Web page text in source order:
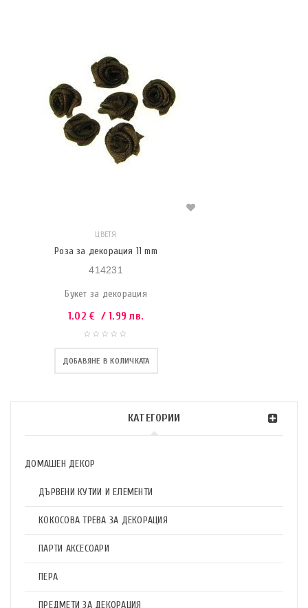
КАТЕГОРИИ
ДОМАШЕН ДЕКОР
ДЪРВЕНИ КУТИИ И ЕЛЕМЕНТИ
КОКОСОВА ТРЕВА ЗА ДЕКОРАЦИЯ
ПАРТИ АКСЕСОАРИ
ПЕРА
ПРЕДМЕТИ ЗА ДЕКОРАЦИЯ
ЦВЕТЯ
Роза за декорация 11 mm
414231
Букет за декорация
1.02€ / 1.99 лв.
ДОБАВЯНЕ В КОЛИЧКАТА